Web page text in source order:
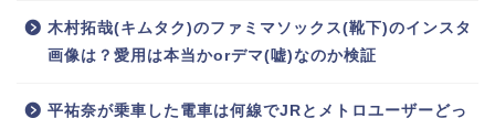
木村拓哉(キムタク)のファミマソックス(靴下)のインスタ
画像は？愛用は本当かorデマ(嘘)なのか検証
平祐奈が乗車した電車は何線でJRとメトロユーザーどっ